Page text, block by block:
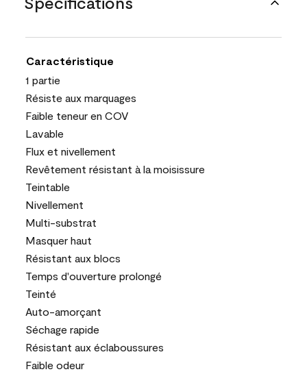
Caractéristique
1 partie
Résiste aux marquages
Faible teneur en COV
Lavable
Flux et nivellement
Revêtement résistant à la moisissure
Teintable
Nivellement
Multi-substrat
Masquer haut
Résistant aux blocs
Temps d'ouverture prolongé
Teinté
Auto-amorçant
Séchage rapide
Résistant aux éclaboussures
Faible odeur